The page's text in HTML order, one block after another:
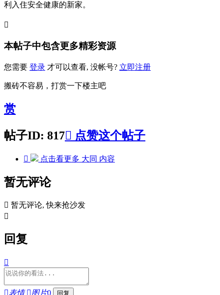
利入住安全健康的新家。

本帖子中包含更多精彩资源
您需要 登录 才可以查看, 没帐号? 立即注册
搬砖不容易，打赏一下楼主吧
赏
帖子ID: 817 点赞这个帖子
 点击看更多 大同 内容
暂无评论
 暂无评论, 快来抢沙发

回复

表情 图片0